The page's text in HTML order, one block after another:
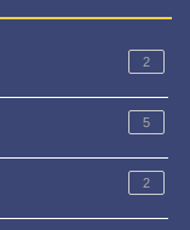
2
5
2